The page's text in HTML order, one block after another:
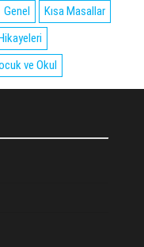
Genel
Kısa Masallar
ve Okul